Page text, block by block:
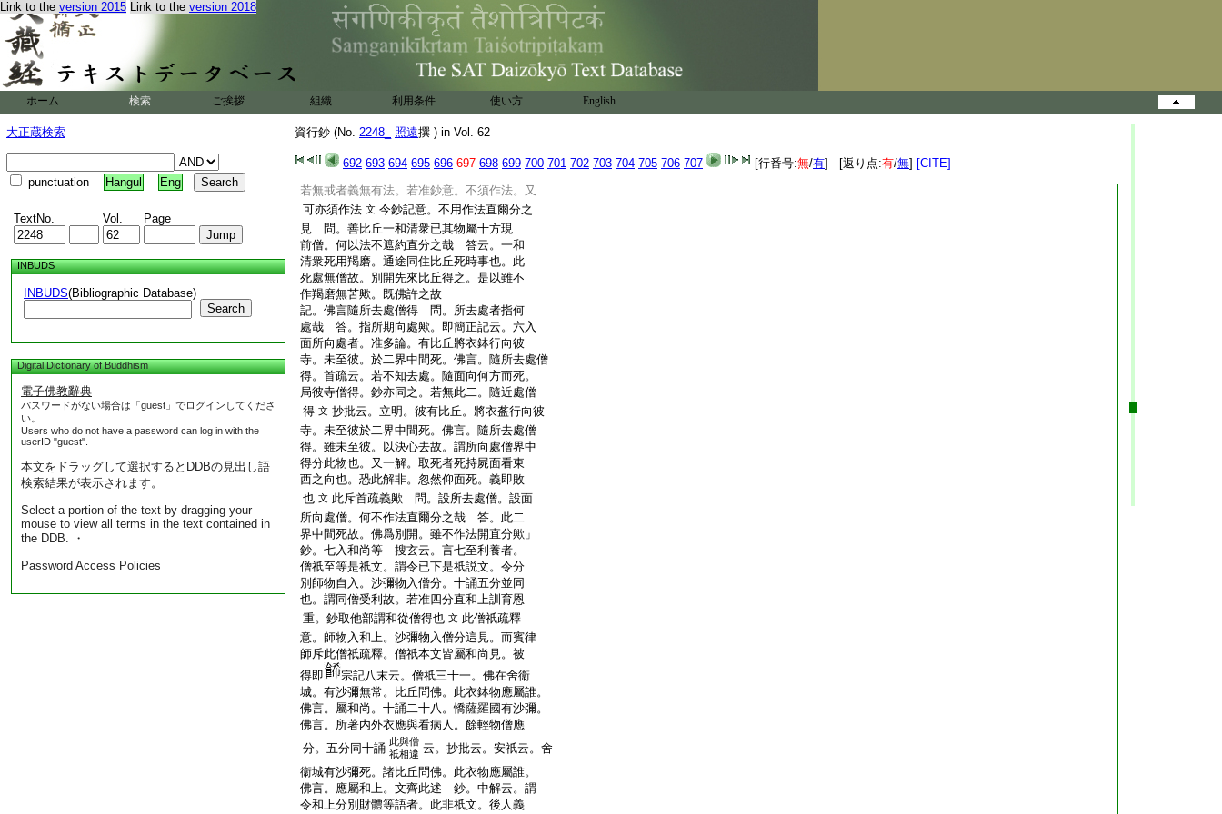
Link to the version 2015 Link to the version 2018
ホーム 検索 ご挨拶 組織 利用条件 使い方 English
大正蔵検索
punctuation Hangul Eng
TextNo. Vol. Page
INBUDS
INBUDS(Bibliographic Database)
Search
Digital Dictionary of Buddhism
電子佛教辭典
パスワードがない場合は「guest」でログインしてくださ
い。
Users who do not have a password can log in with the
userID "guest".
本文をドラッグして選択するとDDBの見出し語
検索結果が表示されます。
Select a portion of the text by dragging your
mouse to view all terms in the text contained in
the DDB. ・
Password Access Policies
資行鈔 (No. 2248_ 照遠撰 ) in Vol. 62
692 693 694 695 696 697 698 699 700 701 702 703 704 705 706 707 [行番号:無/有] [返り点:有/無] [CITE]
衆先來者得。何處令入常住。但輕重悉入己
於理無失
問。五分獨住比丘死。幷四分無
住處白衣家死。比丘衣物先來比丘得之。不
作心念法直可得之哉 答。抄批雖出兩釋。
衣作法以不。有人云。不須作法。若須法者。一
何得名先來者□無法。有人解云。作法爲善
文 令與先來者隨先作法者與之。若爾既言五
若無戒者義無有法。若准鈔意。不須作法。又
可亦須作法 文 今鈔記意。不用作法直爾分之
見 問。善比丘一和清衆已其物屬十方現
前僧。何以法不遮約直分之哉 答云。一和
清衆死用羯磨。通途同住比丘死時事也。此
死處無僧故。別開先來比丘得之。是以雖不
作羯磨無苦歟。既佛許之故
記。佛言隨所去處僧得 問。所去處者指何
處哉 答。指所期向處歟。即簡正記云。六入
面所向處者。准多論。有比丘將衣鉢行向彼
寺。未至彼。於二界中間死。佛言。隨所去處僧
得。首疏云。若不知去處。隨面向何方而死。
局彼寺僧得。鈔亦同之。若無此二。隨近處僧
得 文 抄批云。立明。彼有比丘。將衣盋行向彼
寺。未至彼於二界中間死。佛言。隨所去處僧
得。雖未至彼。以決心去故。謂所向處僧界中
得分此物也。又一解。取死者死持屍面看東
西之向也。恐此解非。忽然仰面死。義即敗
也 文 此斥首疏義歟 問。設所去處僧。設面
所向處僧。何不作法直爾分之哉 答。此二
界中間死故。佛爲別開。雖不作法開直分歟」
鈔。七入和尚等 搜玄云。言七至利養者。
僧祇至等是祇文。謂令已下是祇説文。令分
別師物自入。沙彌物入僧分。十誦五分並同
也。謂同僧受利故。若准四分直和上訓育恩
重。鈔取他部謂和從僧得也 文 此僧祇疏釋
意。師物入和上。沙彌物入僧分這見。而賓律
師斥此僧祇疏釋。僧祇本文皆屬和尚見。被
得即
宗記八末云。僧祇三十一。佛在舍衞
城。有沙彌無常。比丘問佛。此衣鉢物應屬誰。
佛言。屬和尚。十誦二十八。憍薩羅國有沙彌。
佛言。所著内外衣應與看病人。餘輕物僧應
分。五分同十誦 此與僧
祇相違 云。抄批云。安祇云。舍
衞城有沙彌死。諸比丘問佛。此衣物應屬誰。
佛言。應屬和上。文齊此述 鈔。中解云。謂
令和上分別財體等語者。此非祇文。後人義